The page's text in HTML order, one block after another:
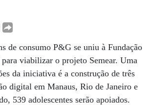
de consumo P&G se uniu à Fundação
viabilizar o projeto Semear. Uma
da iniciativa é a construção de três
digital em Manaus, Rio de Janeiro e
539 adolescentes serão apoiados.